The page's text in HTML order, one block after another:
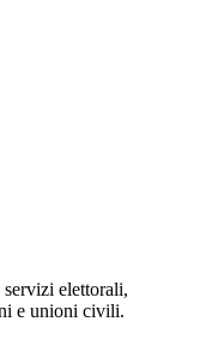
elettorali,
e unioni civili.